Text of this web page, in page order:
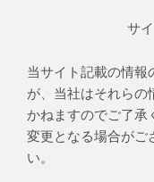
サ
当サイト記載の情報
が、当社はそれらの
かねますのでご了承
変更となる場合がご
い。